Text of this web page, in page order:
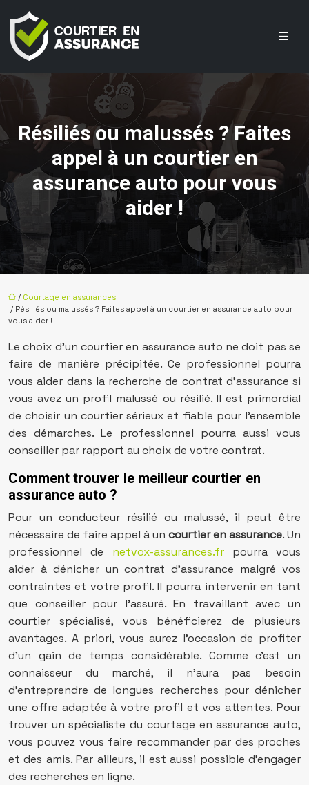
Résiliés ou malussés ? Faites
appel à un courtier en
assurance auto pour vous
aider !
/ Courtage en assurances
/ Résiliés ou malussés ? Faites appel à un courtier en assurance auto pour
vous aider !
Le choix d’un courtier en assurance auto ne doit pas se
faire de manière précipitée. Ce professionnel pourra
vous aider dans la recherche de contrat d’assurance si
vous avez un profil malussé ou résilié. Il est primordial
de choisir un courtier sérieux et fiable pour l’ensemble
des démarches. Le professionnel pourra aussi vous
conseiller par rapport au choix de votre contrat.
Comment trouver le meilleur courtier en
assurance auto ?
Pour un conducteur résilié ou malussé, il peut être
nécessaire de faire appel à un courtier en assurance. Un
professionnel de netvox-assurances.frpourra vous
aider à dénicher un contrat d’assurance malgré vos
contraintes et votre profil. Il pourra intervenir en tant
que conseiller pour l’assuré. En travaillant avec un
courtier spécialisé, vous bénéficierez de plusieurs
avantages. A priori, vous aurez l’occasion de profiter
d’un gain de temps considérable. Comme c’est un
connaisseur du marché, il n’aura pas besoin
d’entreprendre de longues recherches pour dénicher
une offre adaptée à votre profil et vos attentes. Pour
trouver un spécialiste du courtage en assurance auto,
vous pouvez vous faire recommander par des proches
et des amis. Par ailleurs, il est aussi possible d’engager
des recherches en ligne.